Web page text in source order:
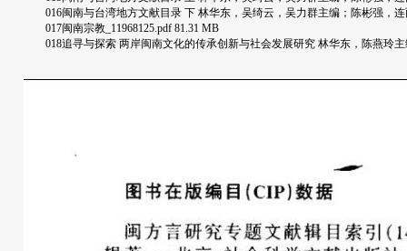
016闽南与台湾地方文献目录 下 林华东，吴绮云，吴力群主编；陈彬强，连
017闽南宗教_11968125.pdf 81.31 MB
018追寻与探索 两岸闽南文化的传承创新与社会发展研究 林华东，陈燕玲主